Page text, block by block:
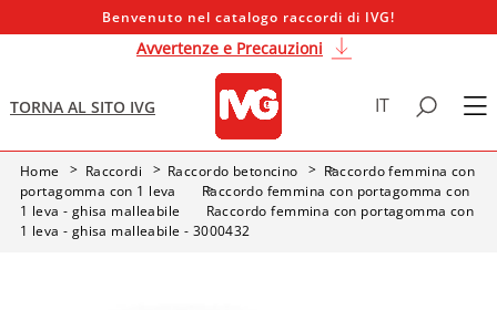
Benvenuto nel catalogo raccordi di IVG!
Avvertenze e Precauzioni
TORNA AL SITO IVG IT
Home Raccordi Raccordo betoncino
Raccordo femmina con
portagomma con 1 leva
Raccordo femmina con portagomma con
1 leva - ghisa malleabile
Raccordo femmina con portagomma con
1 leva - ghisa malleabile - 3000432